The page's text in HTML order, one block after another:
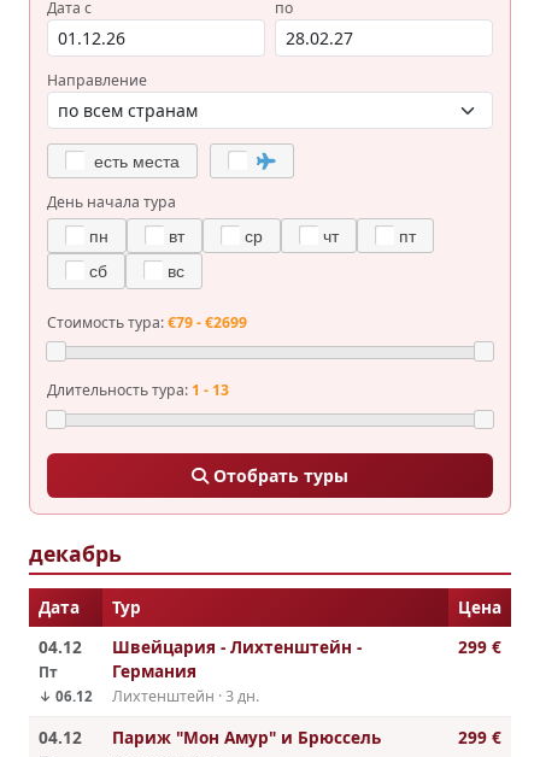
Дата с по
Направление
есть места
День начала тура
пн вт ср чт
пт
сб
вс
Стоимость тура:€79 - €2699
Длительность тура: 1 - 13
Отобрать туры
декабрь
Дата Тур
Цена
04.12
Пт
↓ 06.12
Швейцария - Лихтенштейн -
Германия
Лихтенштейн · 3 дн.
299 €
04.12 Париж "Мон Амур" и Брюссель 299 €